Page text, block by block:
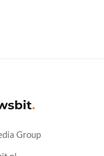
Group